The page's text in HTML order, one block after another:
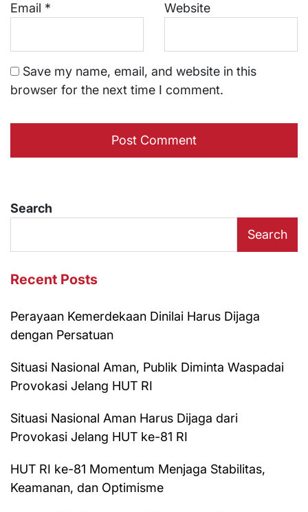
Email * Website
Save my name, email, and website in this
browser for the next time I comment.
Search
Search
Recent Posts
Perayaan Kemerdekaan Dinilai Harus Dijaga
dengan Persatuan
Situasi Nasional Aman, Publik Diminta Waspadai
Provokasi Jelang HUT RI
Situasi Nasional Aman Harus Dijaga dari
Provokasi Jelang HUT ke-81 RI
HUT RI ke-81 Momentum Menjaga Stabilitas,
Keamanan, dan Optimisme